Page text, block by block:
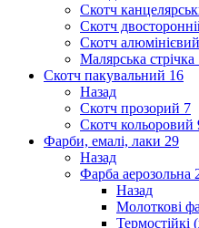
Скотч
Скотч
Скотч
Малярська стрічка
Скотч пакувальний 16
Назад
Скотч прозорий 7
Скотч кольоровий
Фарби, емалі, лаки 29
Назад
Фарба аерозольна
Назад
Молоткові
Термостійкі